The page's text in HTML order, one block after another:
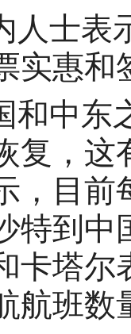
人士表
实惠和
和中东
复，
，目前
特到中
卡塔
航班数